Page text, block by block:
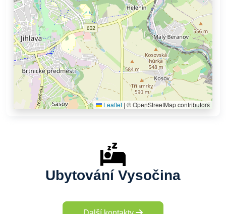
Leaflet | © OpenStreetMap contributors
Ubytování Vysočina